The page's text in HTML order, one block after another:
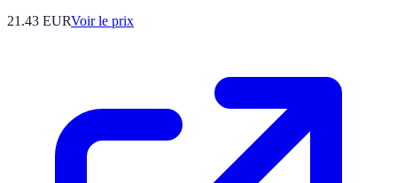
21.43 EURVoir le prix